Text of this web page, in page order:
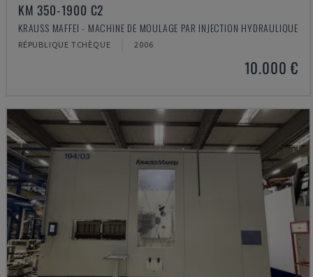
KM 350-1900 C2
KRAUSS MAFFEI - MACHINE DE MOULAGE PAR INJECTION HYDRAULIQUE
RÉPUBLIQUE TCHÈQUE 2006
10.000 €